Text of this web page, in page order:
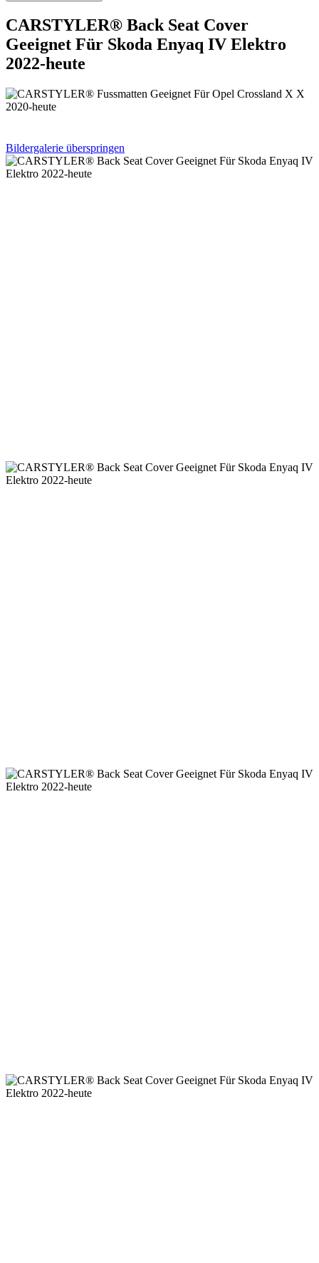
CARSTYLER® Back Seat Cover
Geeignet Für Skoda Enyaq IV Elektro
2022-heute
Bildergalerie überspringen